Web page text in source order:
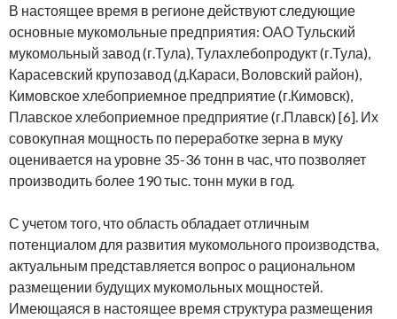
В настоящее время в регионе действуют следующие
основные мукомольные предприятия: ОАО Тульский
мукомольный завод (г.Тула), Тулахлебопродукт (г.Тула),
Карасевский крупозавод (д.Караси, Воловский район),
Кимовское хлебоприемное предприятие (г.Кимовск),
Плавское хлебоприемное предприятие (г.Плавск) [6]. Их
совокупная мощность по переработке зерна в муку
оценивается на уровне 35-36 тонн в час, что позволяет
производить более 190 тыс. тонн муки в год.
С учетом того, что область обладает отличным
потенциалом для развития мукомольного производства,
актуальным представляется вопрос о рациональном
размещении будущих мукомольных мощностей.
Имеющаяся в настоящее время структура размещения